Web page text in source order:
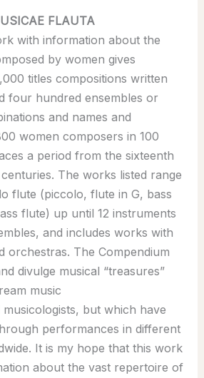
FLAUTA
with information about the
by women gives
titles compositions written
four hundred ensembles or
and names and
women composers in 100
a period from the sixteenth
The works listed range
flute (piccolo, flute in G, bass
flute) up until 12 instruments
and includes works with
orchestras. The Compendium
divulge musical “treasures”
music
but which have
performances in different
It is my hope that this work
about the vast repertoire of